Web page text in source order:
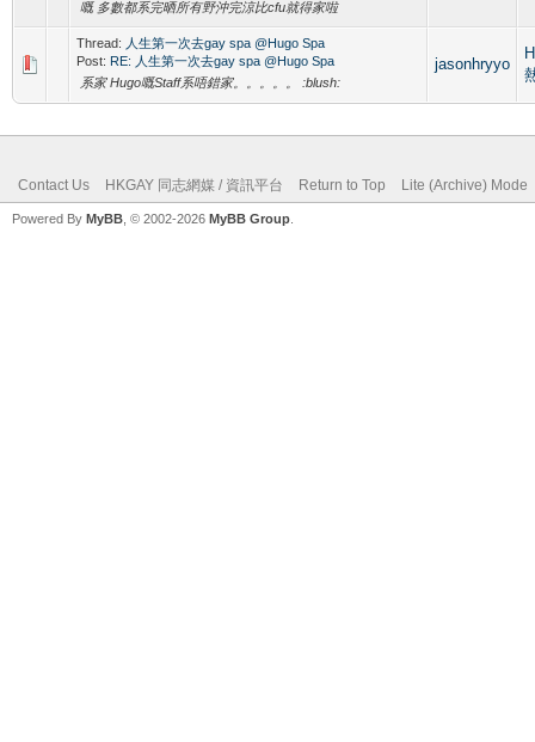
嘅 多數都系完晒所有野沖完涼比cfu就得家啦
Thread: 人生第一次去gay spa @Hugo Spa
Post: RE: 人生第一次去gay spa @Hugo Spa
系家 Hugo嘅Staff系唔錯家。。。。。 :blush:
jasonhryyo
Contact Us HKGAY 同志網媒 / 資訊平台 Return to Top Lite (Archive) Mode
Powered By MyBB , © 2002-2026 MyBB Group